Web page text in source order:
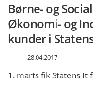
Børne- og
Økonomi- og
kunder i
28.04.2017
1. marts fik Statens It